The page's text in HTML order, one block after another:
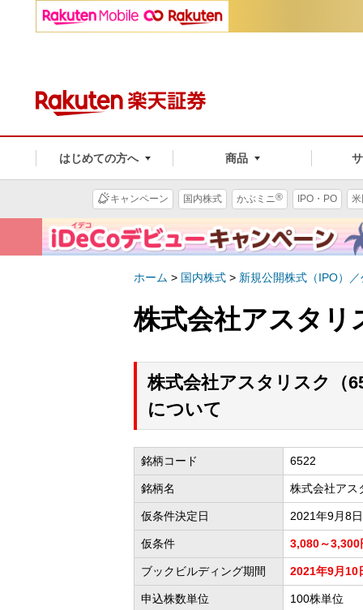
はじめての方へ 商品
キャンペーン 国内株式 かぶミニ® IPO・PO
ホーム > 国内株式 > 新規公開株式（IPO）
株式会社アスタリ
株式会社アスタリスク（
について
銘柄コード 6522
銘柄名 株式会社アス
仮条件決定日 2021年9月8日
仮条件 3,080～3,300
ブックビルディング期間 2021年9月10
申込株数単位 100株単位